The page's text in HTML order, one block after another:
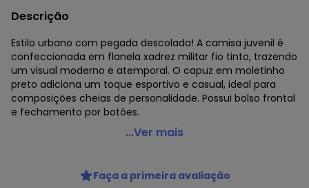
Descrição
Estilo urbano com pegada descolada! A camisa juvenil é
confeccionada em flanela xadrez militar fio tinto, trazendo
um visual moderno e atemporal. O capuz em moletinho
preto adiciona um toque esportivo e casual, ideal para
composições cheias de personalidade. Possui bolso frontal
e fechamento por botões.
Pulla Bulla - Camisa Flanela Fio Tinto e Moletinho Verde
Comprimento da Manga: Longa
Fornecedor: CONFECCOES JO JO LTDA / CNPJ
...Ver mais
Faça a primeira avaliação